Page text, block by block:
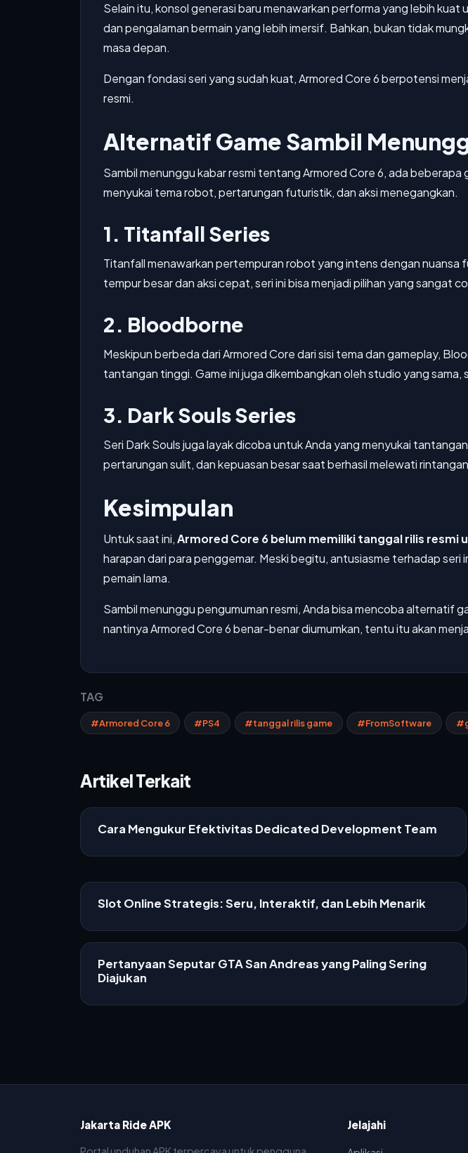
Selain itu, konsol generasi baru menawarkan performa yang lebih
dan pengalaman bermain yang lebih imersif. Bahkan, bukan tidak
masa depan.
Dengan fondasi seri yang sudah kuat, Armored Core 6 berpotensi
resmi.
Alternatif Game Sambil
Sambil menunggu kabar resmi tentang Armored Core 6, ada
menyukai tema robot, pertarungan futuristik, dan aksi menegangkan.
1. Titanfall Series
Titanfall menawarkan pertempuran robot yang intens dengan
tempur besar dan aksi cepat, seri ini bisa menjadi pilihan yang sangat
2. Bloodborne
Meskipun berbeda dari Armored Core dari sisi tema dan gameplay,
tantangan tinggi. Game ini juga dikembangkan oleh studio yang
3. Dark Souls Series
Seri Dark Souls juga layak dicoba untuk Anda yang menyukai
pertarungan sulit, dan kepuasan besar saat berhasil melewati
Kesimpulan
Untuk saat ini,Armored Core 6 belum memiliki tanggal rilis resmi
harapan dari para penggemar. Meski begitu, antusiasme terhadap
pemain lama.
Sambil menunggu pengumuman resmi, Anda bisa mencoba alternatif
nantinya Armored Core 6 benar-benar diumumkan, tentu itu akan
TAG
#Armored Core 6 #PS4 #tanggal rilis game #FromSoftware
Artikel Terkait
Cara Mengukur Efektivitas Dedicated Development Team
Slot Online Strategis: Seru, Interaktif, dan Lebih Menarik
Pertanyaan Seputar GTA San Andreas yang Paling Sering
Diajukan
Jakarta Ride APK Jelajahi